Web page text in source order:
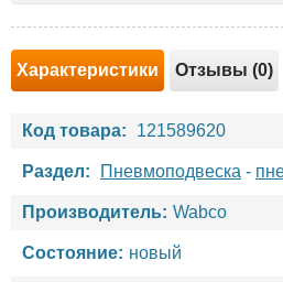
Характеристики Отзывы (0)
Код товара: 121589620
Раздел: Пневмоподвеска -
Производитель: Wabco
Состояние: новый